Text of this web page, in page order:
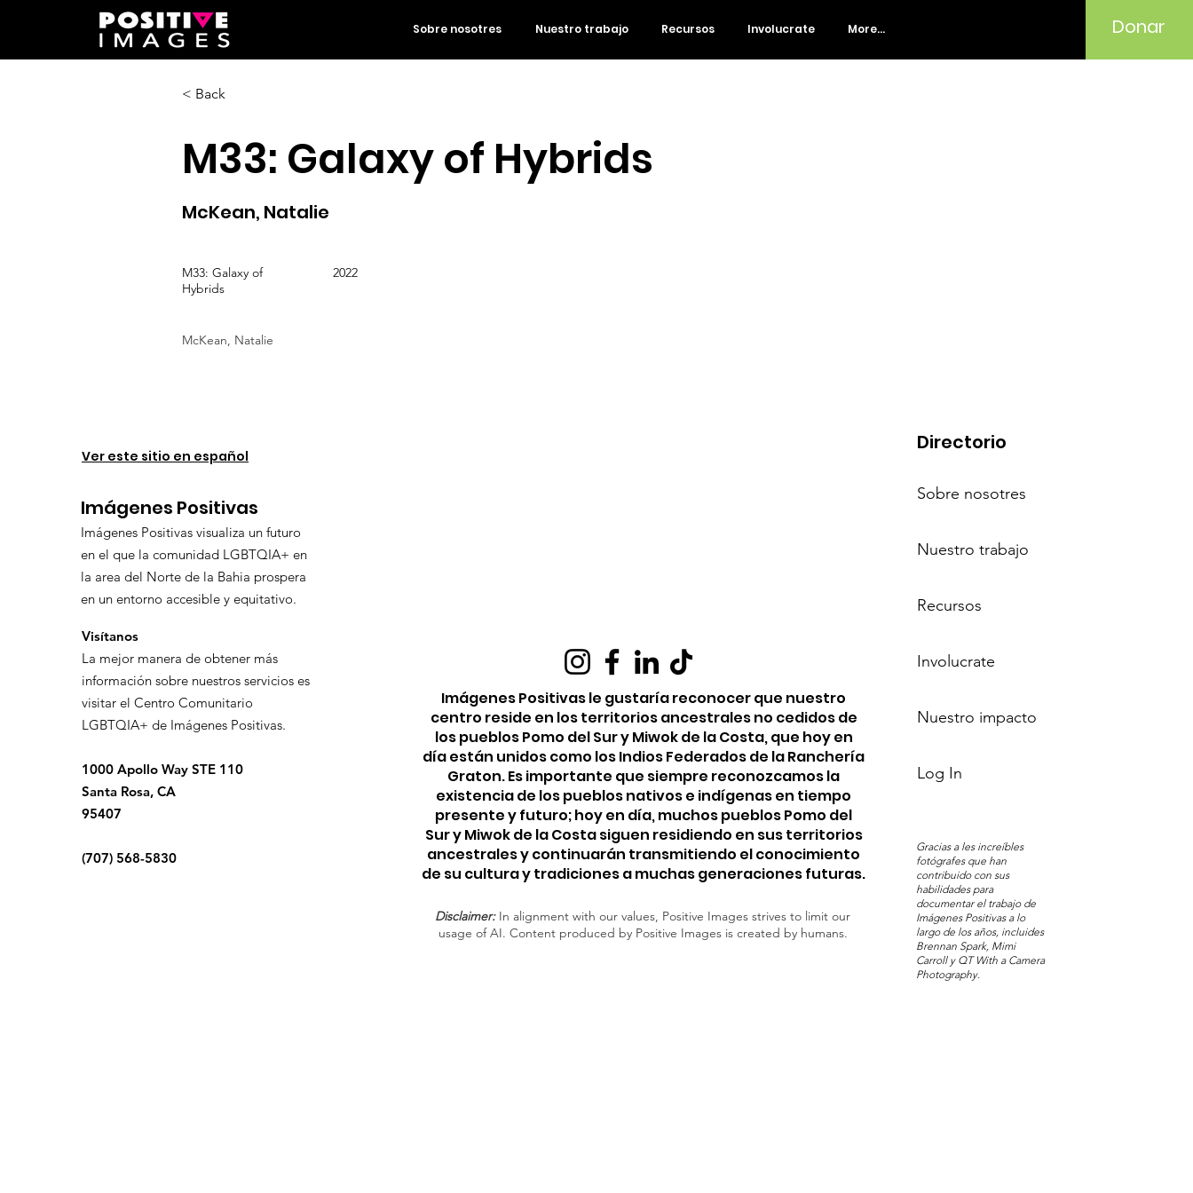
Sobre nosotres Nuestro trabajo Recursos Involucrate More... Donar
< Back
M33: Galaxy of Hybrids
McKean, Natalie
M33: Galaxy of
Hybrids
2022
McKean, Natalie
Ver este sitio en español
Imágenes Positivas
Imágenes Positivas visualiza un futuro
en el que la comunidad LGBTQIA+ en
la area del Norte de la Bahia prospera
en un entorno accesible y equitativo.
Visítanos
La mejor manera de obtener más
información sobre nuestros servicios es
visitar el Centro Comunitario
LGBTQIA+ de Imágenes Positivas.
1000 Apollo Way STE 110
Santa Rosa, CA
95407
(707) 568-5830
Imágenes Positivas le gustaría reconocer que nuestro
centro reside en los territorios ancestrales no cedidos de
los pueblos Pomo del Sur y Miwok de la Costa, que hoy en
día están unidos como los Indios Federados de la Ranchería
Graton. Es importante que siempre reconozcamos la
existencia de los pueblos nativos e indígenas en tiempo
presente y futuro; hoy en día, muchos pueblos Pomo del
Sur y Miwok de la Costa siguen residiendo en sus territorios
ancestrales y continuarán transmitiendo el conocimiento
de su cultura y tradiciones a muchas generaciones futuras.
Disclaimer:In alignment with our values, Positive Images strives to limit our
usage of AI. Content produced by Positive Images is created by humans.
Directorio
Sobre nosotres
Nuestro trabajo
Recursos
Involucrate
Nuestro impacto
Log In
Gracias a les increíbles
fotógrafes que han
contribuido con sus
habilidades para
documentar el trabajo de
Imágenes Positivas a lo
largo de los años, incluides
Brennan Spark, Mimi
Carroll y QT With a Camera
Photography.